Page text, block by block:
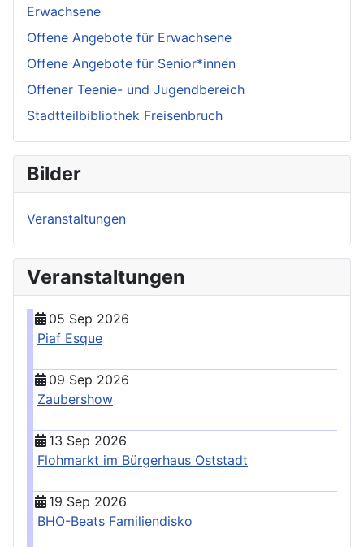
Erwachsene
Offene Angebote für Erwachsene
Offene Angebote für Senior*innen
Offener Teenie- und Jugendbereich
Stadtteilbibliothek Freisenbruch
Bilder
Veranstaltungen
Veranstaltungen
05 Sep 2026
Piaf Esque
09 Sep 2026
Zaubershow
13 Sep 2026
Flohmarkt im Bürgerhaus Oststadt
19 Sep 2026
BHO-Beats Familiendisko